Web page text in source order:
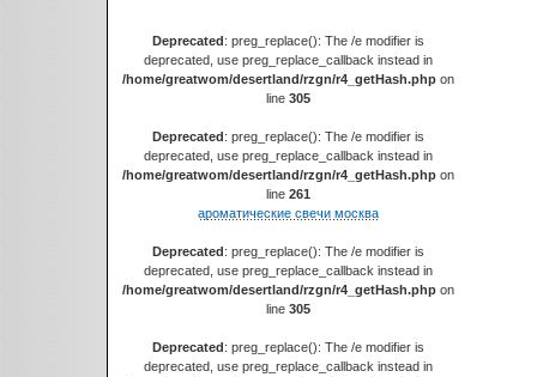
Deprecated: preg_replace(): The /e modifier is
deprecated, use preg_replace_callback instead in
/home/greatwom/desertland/rzgn/r4_getHash.phpon
line 305
Deprecated: preg_replace(): The /e modifier is
deprecated, use preg_replace_callback instead in
/home/greatwom/desertland/rzgn/r4_getHash.phpon
line 261
ароматические свечи москва
Deprecated: preg_replace(): The /e modifier is
deprecated, use preg_replace_callback instead in
/home/greatwom/desertland/rzgn/r4_getHash.phpon
line 305
Deprecated: preg_replace(): The /e modifier is
deprecated, use preg_replace_callback instead in